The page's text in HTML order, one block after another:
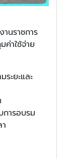
นราชการ
ค่าใช้จ่าย
ะยะและ
การอบรม